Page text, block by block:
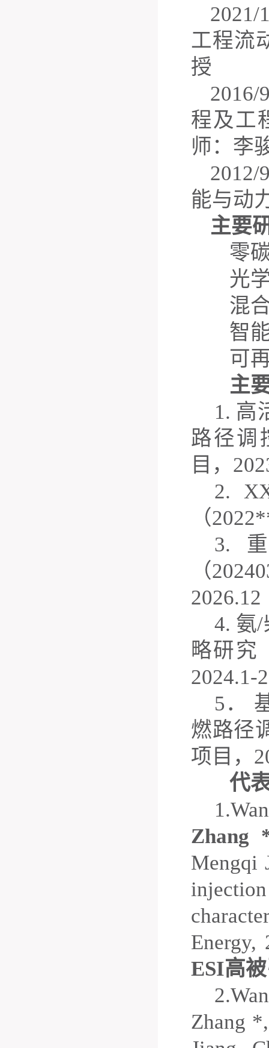
2021/
工程流
授
2016/
程及工
师：李
2012/
能与动
主要
零
光
混
智
可
主
1. 高
路径调
目，
2.
（2022
3.
（
2026.12
4. 氨/
略研究
2024.1-
5 ．
燃路径
项目 ，
代
1.
Zhang
Mengqi
Energy,
ESI高
2.
Zhang *